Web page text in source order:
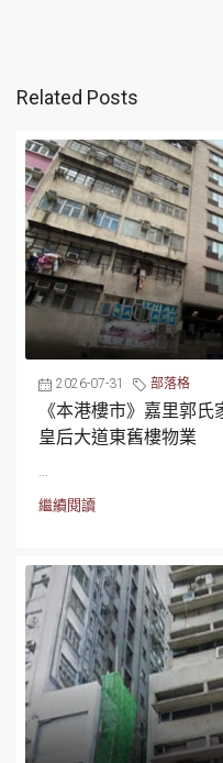
Related Posts
2026-07-31 部落格
《本港樓市》嘉里郭
皇后大道東舊樓物業
...
繼續閱讀